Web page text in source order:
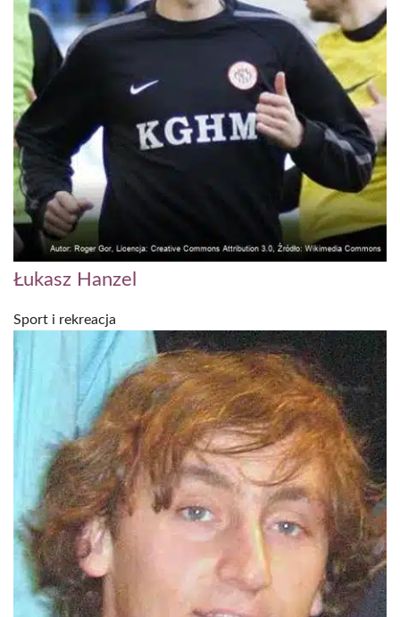
Łukasz Hanzel
Sport i rekreacja